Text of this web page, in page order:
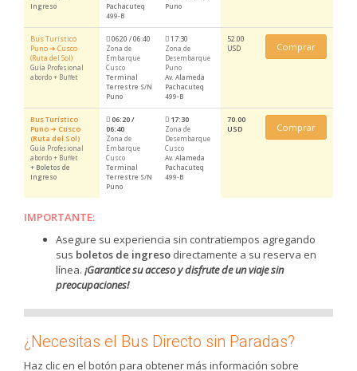
Ingreso
Pachacuteq
499-B
Puno
Bus Turístico
Puno ➔ Cusco
(Ruta del Sol)
Guía Profesional
abordo + Buffet
0620 / 06:40
Zona de
Embarque
Cusco
Terminal
Terrestre S/N
Puno
17:30
Zona de
Desembarque
Puno
Av. Alameda
Pachacuteq
499-B
52.00
USD
Comprar
Bus Turístico
Puno➔ Cusco
(Ruta del Sol)
Guía Profesional
abordo + Buffet
+ Boletos de
Ingreso
06:20 /
06:40
Zona de
Embarque
Cusco
Terminal
Terrestre S/N
Puno
17:30
Zona de
Desembarque
Cusco
Av. Alameda
Pachacuteq
499-B
70.00
USD
Comprar
IMPORTANTE:
Asegure su experiencia sin contratiempos agregando
sus boletos de ingreso directamente a su reserva en
línea. ¡Garantice su acceso y disfrute de un viaje sin
preocupaciones!
¿Necesitas el Bus Directo sin Paradas?
Haz clic en el botón para obtener más información sobre